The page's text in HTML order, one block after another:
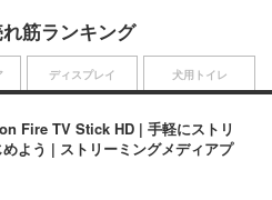
筋ランキング
Fire TV Stick HD | 手軽にストリ
よう | ストリーミングメディアプ
ディスプレイ 犬用トイレ